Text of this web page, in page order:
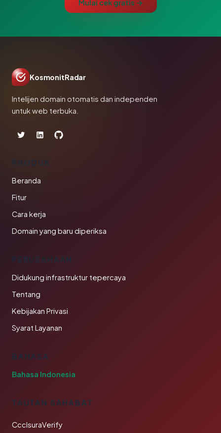
Mulai cek gratis →
KosmonitRadar
Intelijen domain otomatis dan independen
untuk web terbuka.
PRODUK
Beranda
Fitur
Cara kerja
Domain yang baru diperiksa
PERUSAHAAN
Didukung infrastruktur tepercaya
Tentang
Kebijakan Privasi
Syarat Layanan
BAHASA
Bahasa Indonesia
TAUTAN SAHABAT
CcclsuraVerify